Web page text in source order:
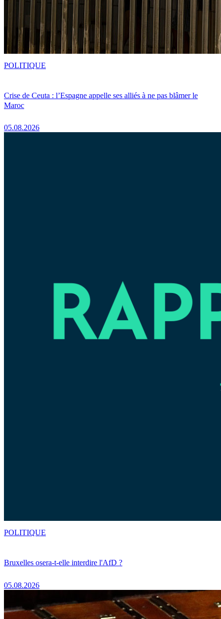
Crise de Ceuta : l’Espagne appelle ses alliés à ne pas blâmer le
Maroc
05.08.2026
POLITIQUE
Bruxelles osera-t-elle interdire l'AfD ?
05.08.2026
POLITIQUE